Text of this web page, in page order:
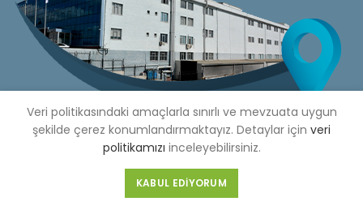
Copyright © 2020 Çetinkaya Pano |Çetinkaya Pano Fiyat
Veri politikasındaki amaçlarla sınırlı ve mevzuata uygun
şekilde çerez konumlandırmaktayız. Detaylar için veri
politikamızı inceleyebilirsiniz.
KABUL EDIYORUM